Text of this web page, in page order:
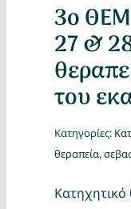
3ο
27 &
του
Κατηγορίες:
θεραπεία,
Κατηχητικό